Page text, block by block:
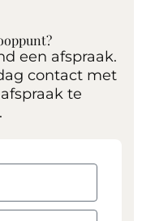
een afspraak.
contact met
te